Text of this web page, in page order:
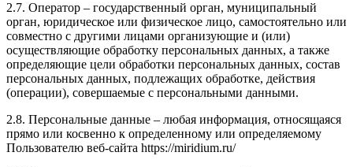
2.7. Оператор – государственный орган, муниципальный
орган, юридическое или физическое лицо, самостоятельно или
совместно с другими лицами организующие и (или)
осуществляющие обработку персональных данных, а также
определяющие цели обработки персональных данных, состав
персональных данных, подлежащих обработке, действия
(операции), совершаемые с персональными данными.
2.8. Персональные данные – любая информация, относящаяся
прямо или косвенно к определенному или определяемому
Пользователю веб-сайта https://miridium.ru/